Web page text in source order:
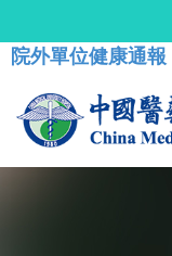
院外單位健康通報